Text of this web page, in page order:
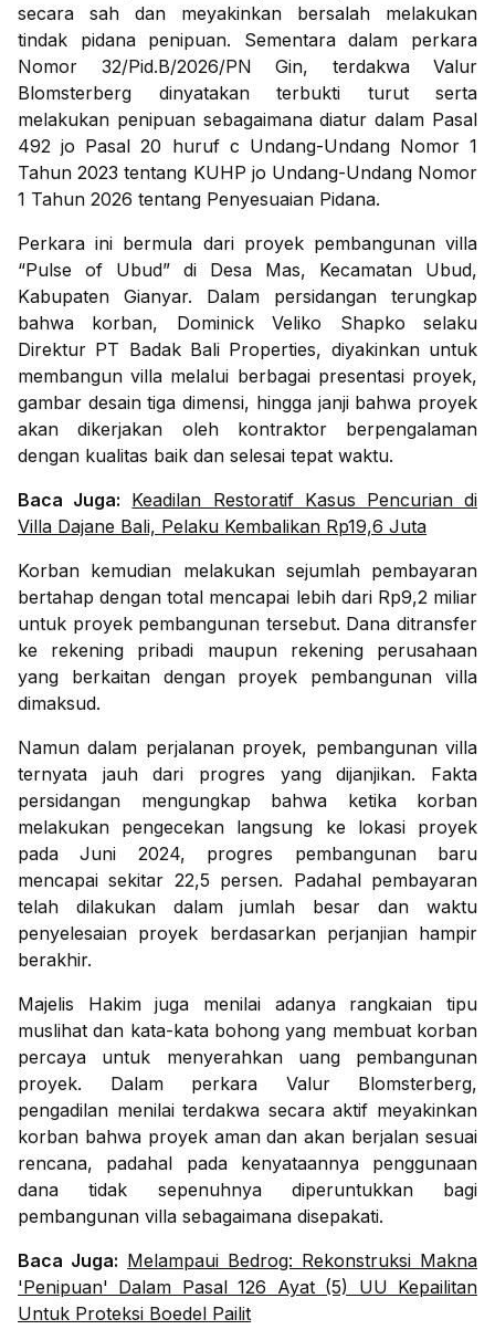
secara sah dan meyakinkan bersalah melakukan
tindak pidana penipuan. Sementara dalam perkara
Nomor 32/Pid.B/2026/PN Gin, terdakwa Valur
Blomsterberg dinyatakan terbukti turut serta
melakukan penipuan sebagaimana diatur dalam Pasal
492 jo Pasal 20 huruf c Undang-Undang Nomor 1
Tahun 2023 tentang KUHP jo Undang-Undang Nomor
1 Tahun 2026 tentang Penyesuaian Pidana.
Perkara ini bermula dari proyek pembangunan villa
“Pulse of Ubud” di Desa Mas, Kecamatan Ubud,
Kabupaten Gianyar. Dalam persidangan terungkap
bahwa korban, Dominick Veliko Shapko selaku
Direktur PT Badak Bali Properties, diyakinkan untuk
membangun villa melalui berbagai presentasi proyek,
gambar desain tiga dimensi, hingga janji bahwa proyek
akan dikerjakan oleh kontraktor berpengalaman
dengan kualitas baik dan selesai tepat waktu.
Baca Juga: Keadilan Restoratif Kasus Pencurian di
Villa Dajane Bali, Pelaku Kembalikan Rp19,6 Juta
Korban kemudian melakukan sejumlah pembayaran
bertahap dengan total mencapai lebih dari Rp9,2 miliar
untuk proyek pembangunan tersebut. Dana ditransfer
ke rekening pribadi maupun rekening perusahaan
yang berkaitan dengan proyek pembangunan villa
dimaksud.
Namun dalam perjalanan proyek, pembangunan villa
ternyata jauh dari progres yang dijanjikan. Fakta
persidangan mengungkap bahwa ketika korban
melakukan pengecekan langsung ke lokasi proyek
pada Juni 2024, progres pembangunan baru
mencapai sekitar 22,5 persen. Padahal pembayaran
telah dilakukan dalam jumlah besar dan waktu
penyelesaian proyek berdasarkan perjanjian hampir
berakhir.
Majelis Hakim juga menilai adanya rangkaian tipu
muslihat dan kata-kata bohong yang membuat korban
percaya untuk menyerahkan uang pembangunan
proyek. Dalam perkara Valur Blomsterberg,
pengadilan menilai terdakwa secara aktif meyakinkan
korban bahwa proyek aman dan akan berjalan sesuai
rencana, padahal pada kenyataannya penggunaan
dana tidak sepenuhnya diperuntukkan bagi
pembangunan villa sebagaimana disepakati.
Baca Juga: Melampaui Bedrog: Rekonstruksi Makna
'Penipuan' Dalam Pasal 126 Ayat (5) UU Kepailitan
Untuk Proteksi Boedel Pailit